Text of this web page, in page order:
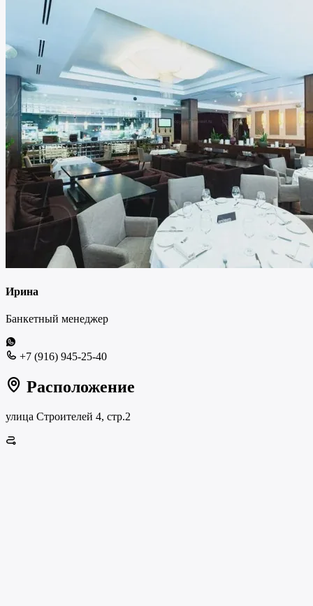
Ирина
Банкетный менеджер
+7 (916) 945-25-40
Расположение
улица Строителей 4, стр.2